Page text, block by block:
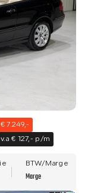
€ 7.249,-
v.a € 127,- p/m
BTW/Marge
Marge